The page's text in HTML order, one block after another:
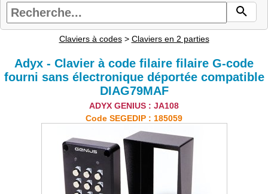
Claviers à codes> Claviers en 2 parties
Adyx - Clavier à code filaire filaire G-code
fourni sans électronique déportée compatible
DIAG79MAF
ADYX GENIUS : JA108
Code SEGEDIP : 185059